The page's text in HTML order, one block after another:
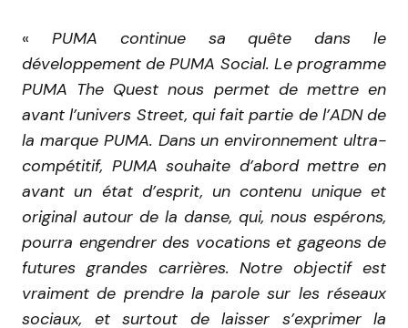
« PUMA continue sa quête dans le
développement de PUMA Social. Le programme
PUMA The Quest nous permet de mettre en
avant l’univers Street, qui fait partie de l’ADN de
la marque PUMA. Dans un environnement ultra-
compétitif, PUMA souhaite d’abord mettre en
avant un état d’esprit, un contenu unique et
original autour de la danse, qui, nous espérons,
pourra engendrer des vocations et gageons de
futures grandes carrières. Notre objectif est
vraiment de prendre la parole sur les réseaux
sociaux, et surtout de laisser s’exprimer la